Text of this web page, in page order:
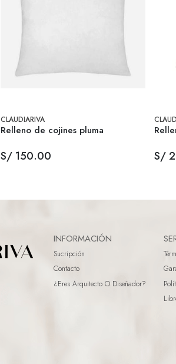
CLAUDIARIVA
Relleno de cojines pluma
S/ 150.00 S/
INFORMACIÓN
Sucripción
Contacto
¿eres Arquitecto O Diseñador?